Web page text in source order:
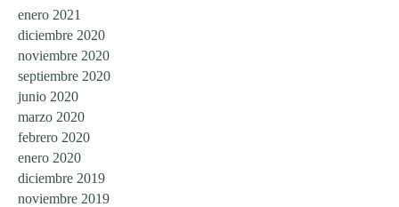
enero 2021
diciembre 2020
noviembre 2020
septiembre 2020
junio 2020
marzo 2020
febrero 2020
enero 2020
diciembre 2019
noviembre 2019